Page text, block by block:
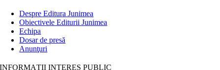
Despre Editura Junimea
Obiectivele Editurii Junimea
Echipa
Dosar de presă
Anunţuri
INFORMAȚII INTERES PUBLIC